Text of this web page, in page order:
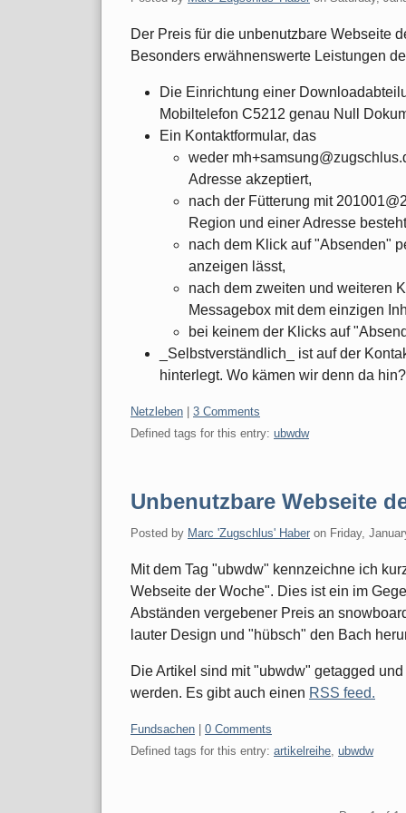
Der Preis für die unbenutzbare Webseite
Besonders erwähnenswerte Leistungen
Die Einrichtung einer
Mobiltelefon C5212 genau Null
Ein Kontaktformular, das
weder
Adresse akzeptiert,
nach der Fütterung mit
Region und einer Adresse
nach dem Klick auf "Absenden"
anzeigen lässt,
nach dem zweiten und weiteren
Messagebox mit dem einzigen
bei keinem der Klicks auf
_Selbstverständlich_ ist auf der
hinterlegt. Wo kämen wir denn da hin?
Categories:
Netzleben
3 Comments
Defined tags for this entry: ubwdw
Unbenutzbare Webseite
Posted by Marc 'Zugschlus' Haber on Friday,
Mit dem Tag "ubwdw" kennzeichne ich
Webseite der Woche". Dies ist ein im
Abständen vergebener Preis an
lauter Design und "hübsch" den Bach
Die Artikel sind mit "ubwdw" getagged
werden. Es gibt auch einen RSS feed.
Categories:
Fundsachen
0 Comments
Defined tags for this entry: artikelreihe, ubwdw